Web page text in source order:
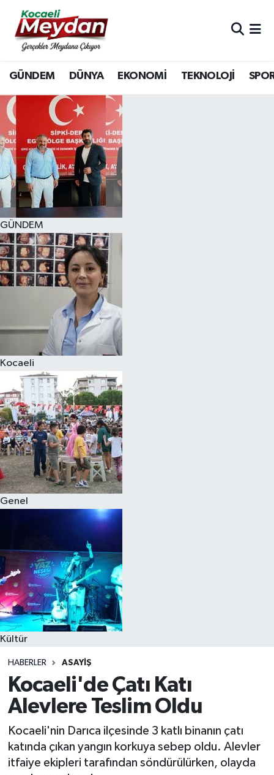
GÜNDEM DÜNYA EKONOMİ TEKNOLOJİ
GÜNDEM
Kocaeli
Genel
Kültür
HABERLER ASAYIŞ
Kocaeli'de Çatı Katı
Alevlere Teslim Oldu
Kocaeli'nin Darıca ilçesinde 3 katlı binanın çatı
katında çıkan yangın korkuya sebep oldu. Alevler
itfaiye ekipleri tarafından söndürülürken, olayda
Nöbetçi Eczaneler
Hava Durumu
Trafik Durumu
Süper Lig Puan Durumu ve Fikstür
Tüm Manşetler
Son Dakika Haberleri
Haber Arşivi